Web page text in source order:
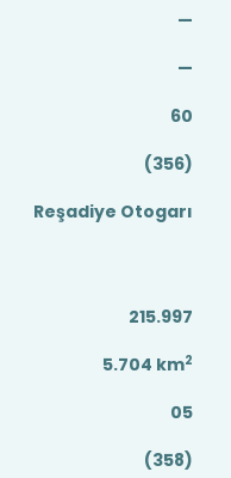
—
—
60
(356)
Reşadiye Otogarı
215.997
5.704 km2
05
(358)